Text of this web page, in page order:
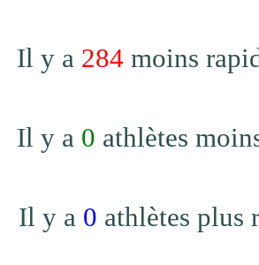
Il y a 284 moins
Il y a 0 athlètes
Il y a 0 athlètes plus